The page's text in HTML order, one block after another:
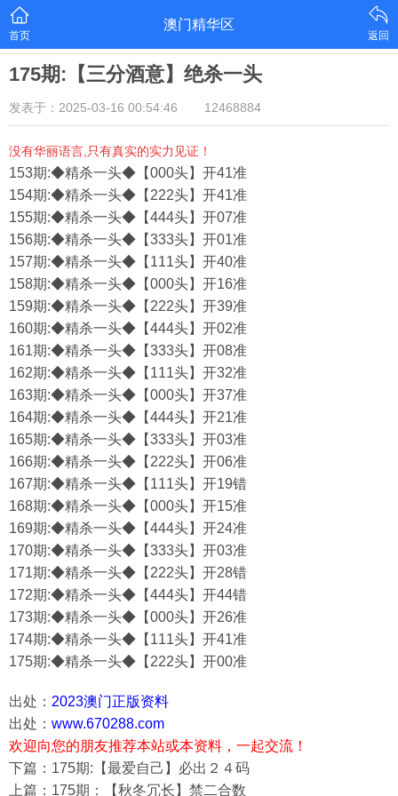
首页
澳门精华区
返回
175期:【三分酒意】绝杀一头
发表于：2025-03-16 00:54:46 12468884
没有华丽语言,只有真实的实力见证！
153期:◆精杀一头◆【000头】开41准
154期:◆精杀一头◆【222头】开41准
155期:◆精杀一头◆【444头】开07准
156期:◆精杀一头◆【333头】开01准
157期:◆精杀一头◆【111头】开40准
158期:◆精杀一头◆【000头】开16准
159期:◆精杀一头◆【222头】开39准
160期:◆精杀一头◆【444头】开02准
161期:◆精杀一头◆【333头】开08准
162期:◆精杀一头◆【111头】开32准
163期:◆精杀一头◆【000头】开37准
164期:◆精杀一头◆【444头】开21准
165期:◆精杀一头◆【333头】开03准
166期:◆精杀一头◆【222头】开06准
167期:◆精杀一头◆【111头】开19错
168期:◆精杀一头◆【000头】开15准
169期:◆精杀一头◆【444头】开24准
170期:◆精杀一头◆【333头】开03准
171期:◆精杀一头◆【222头】开28错
172期:◆精杀一头◆【444头】开44错
173期:◆精杀一头◆【000头】开26准
174期:◆精杀一头◆【111头】开41准
175期:◆精杀一头◆【222头】开00准
出处： 2023澳门正版资料
出处： www.670288.com
欢迎向您的朋友推荐本站或本资料，一起交流！
下篇：175期:【最爱自己】必出２４码
上篇：175期：【秋冬冗长】禁二合数